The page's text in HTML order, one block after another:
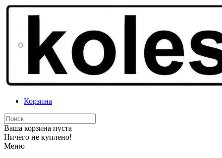
Корзина
Ваша корзина пуста
Ничего не куплено!
Меню